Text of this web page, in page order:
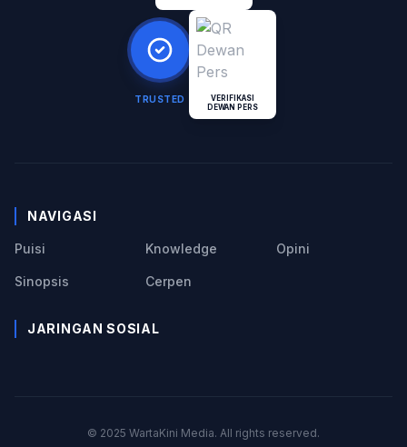
TRUSTED
VERIFIKASI
DEWAN PERS
NAVIGASI
Puisi Knowledge Opini
Sinopsis Cerpen
JARINGAN SOSIAL
© 2025 WartaKini Media. All rights reserved.